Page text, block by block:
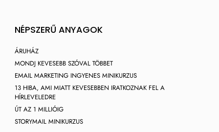
NÉPSZERŰ ANYAGOK
ÁRUHÁZ
MONDJ KEVESEBB SZÓVAL TÖBBET
EMAIL MARKETING INGYENES MINIKURZUS
13 HIBA, AMI MIATT KEVESEBBEN IRATKOZNAK FEL A
HÍRLEVELEDRE
ÚT AZ 1 MILLIÓIG
STORYMAIL MINIKURZUS